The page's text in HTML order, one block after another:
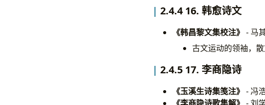
2.4.4 16. 韩愈诗文
《韩昌黎文集校注》 - 马
古文运动的领袖，
2.4.5 17. 李商隐诗
《玉溪生诗集笺注》 - 冯